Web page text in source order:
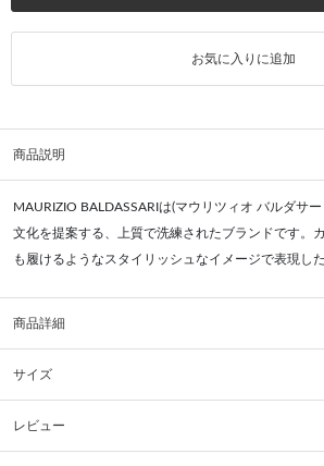
お気に入りに追加
商品説明
MAURIZIO BALDASSARIは(マウリツィオ バルダサ
文化を提案する、上質で洗練されたブランドです。
も履けるようなスタイリッシュなイメージで表現し
商品詳細
サイズ
レビュー